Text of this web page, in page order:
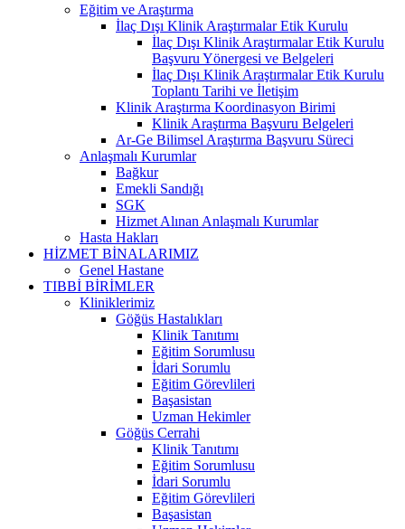
Eğitim ve Araştırma
İlaç Dışı Klinik Araştırmalar Etik Kurulu
İlaç Dışı Klinik Araştırmalar Etik Kurulu
Başvuru Yönergesi ve Belgeleri
İlaç Dışı Klinik Araştırmalar Etik Kurulu
Toplantı Tarihi ve İletişim
Klinik Araştırma Koordinasyon Birimi
Klinik Araştırma Başvuru Belgeleri
Ar-Ge Bilimsel Araştırma Başvuru Süreci
Anlaşmalı Kurumlar
Bağkur
Emekli Sandığı
SGK
Hizmet Alınan Anlaşmalı Kurumlar
Hasta Hakları
HİZMET BİNALARIMIZ
Genel Hastane
TIBBİ BİRİMLER
Kliniklerimiz
Göğüs Hastalıkları
Klinik Tanıtımı
Eğitim Sorumlusu
İdari Sorumlu
Eğitim Görevlileri
Başasistan
Uzman Hekimler
Göğüs Cerrahi
Klinik Tanıtımı
Eğitim Sorumlusu
İdari Sorumlu
Eğitim Görevlileri
Başasistan